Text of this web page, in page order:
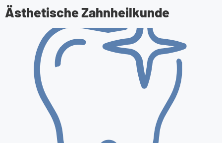
Ästhetische Zahnheil­kunde